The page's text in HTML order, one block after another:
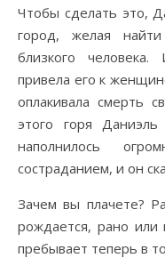
Чтобы сделать это,
город, желая
близкого
привела его к
оплакивала смерть
этого горя
наполнилось
состраданием, и он
Зачем вы плачете?
рождается, рано
пребывает теперь в